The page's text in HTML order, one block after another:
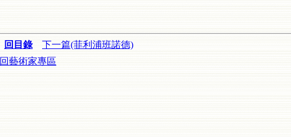
回目錄
下一篇(菲利浦班諾德)
回藝術家專區